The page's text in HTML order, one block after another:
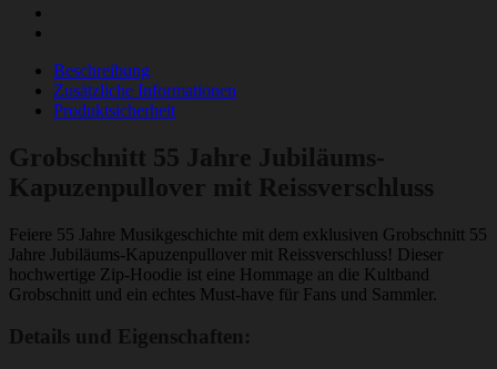
Beschreibung
Zusätzliche Informationen
Produktsicherheit
Grobschnitt 55 Jahre Jubiläums-
Kapuzenpullover mit Reissverschluss
Feiere 55 Jahre Musikgeschichte mit dem exklusiven Grobschnitt 55
Jahre Jubiläums-Kapuzenpullover mit Reissverschluss! Dieser
hochwertige Zip-Hoodie ist eine Hommage an die Kultband
Grobschnitt und ein echtes Must-have für Fans und Sammler.
Details und Eigenschaften: